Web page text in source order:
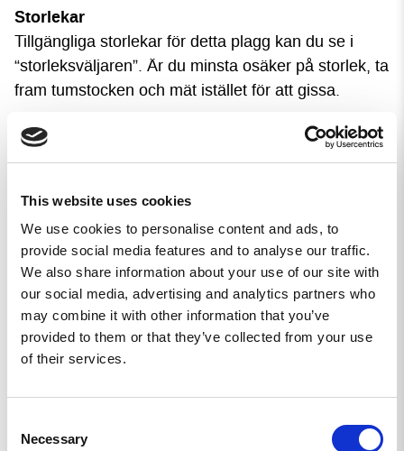
This website uses cookies
We use cookies to personalise content and ads, to
provide social media features and to analyse our traffic.
We also share information about your use of our site with
our social media, advertising and analytics partners who
may combine it with other information that you’ve
provided to them or that they’ve collected from your use
of their services.
Selection
Necessary
Storlekar
Tillgängliga storlekar för detta plagg kan du se i
“storleksväljaren”. Är du minsta osäker på storlek, ta
fram tumstocken och mät istället för att gissa.
Tvättas upp till 40 grader. Men du sparar både på
miljö och tischa genom att tvätta den i 30 grader,
det är så du får dina kläder att räcka längre men
ändå hålla sig fräscha.